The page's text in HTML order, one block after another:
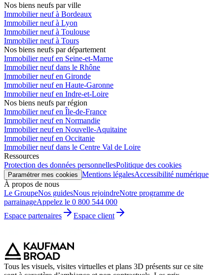
Nos biens neufs par ville
Immobilier neuf à Bordeaux
Immobilier neuf à Lyon
Immobilier neuf à Toulouse
Immobilier neuf à Tours
Nos biens neufs par département
Immobilier neuf en Seine-et-Marne
Immobilier neuf dans le Rhône
Immobilier neuf en Gironde
Immobilier neuf en Haute-Garonne
Immobilier neuf en Indre-et-Loire
Nos biens neufs par région
Immobilier neuf en Île-de-France
Immobilier neuf en Normandie
Immobilier neuf en Nouvelle-Aquitaine
Immobilier neuf en Occitanie
Immobilier neuf dans le Centre Val de Loire
Ressources
Protection des données personnellesPolitique des cookies
Paramétrer mes cookies Mentions légalesAccessibilité numérique
À propos de nous
Le GroupeNos guidesNous rejoindreNotre programme de
parrainageAppelez le 0 800 544 000
Espace partenaires
Espace client
Tous les visuels, visites virtuelles et plans 3D présents sur ce site